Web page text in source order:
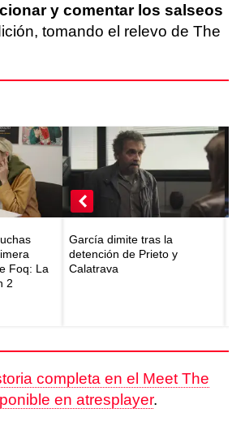
y comentar los salseos
tomando el relevo de The
Foq: La
2
García dimite tras la
detención de Prieto y
Calatrava
completa en el Meet The
en atresplayer.